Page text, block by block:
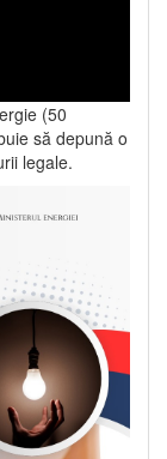
(50
să depună o
legale.